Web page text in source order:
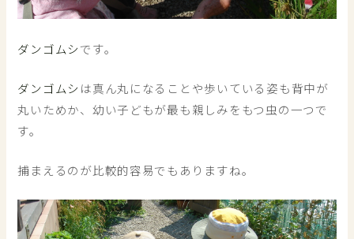
ダンゴムシです。
ダンゴムシ は真ん丸になることや歩いている姿も背中が
丸いためか、幼い子どもが最も親しみをもつ虫の一つで
す。
捕まえるのが比較的容易でもありますね。